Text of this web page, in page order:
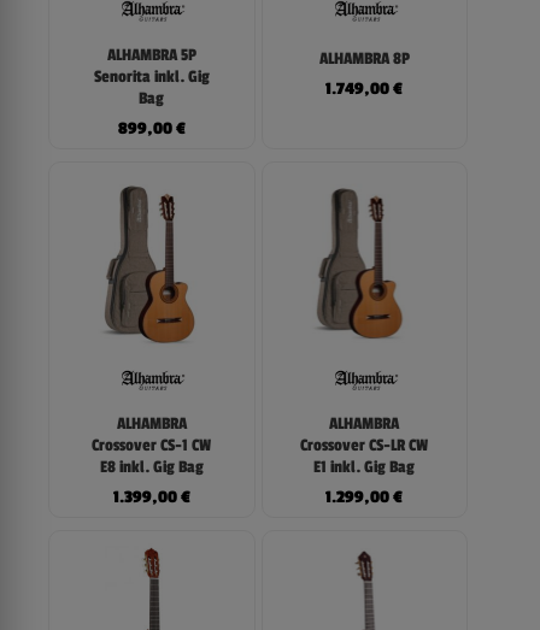
ALHAMBRA 5P
Senorita inkl. Gig
Bag
899,00€
ALHAMBRA 8P
1.749,00€
ALHAMBRA
Crossover CS-1 CW
E8 inkl. Gig Bag
1.399,00€
ALHAMBRA
Crossover CS-LR CW
E1 inkl. Gig Bag
1.299,00€